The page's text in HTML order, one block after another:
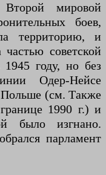
мировой
боев,
территорию, и
советской
году, но без
Одер-Нейсе
Польше (см. Также
1990 г.) и
было изгнано.
парламент